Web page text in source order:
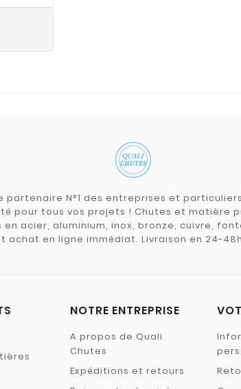
partenaire N°1 des entreprises et
pour tous vos projets ! Chutes et matière
en acier, aluminium, inox, bronze, cuivre,
achat en ligne immédiat. Livraison en 24-
NOTRE ENTREPRISE
A propos de Quali
Chutes
Expéditions et retours